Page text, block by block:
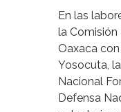
En las
la
Oaxaca
Yosocuta,
Nacional
Defensa